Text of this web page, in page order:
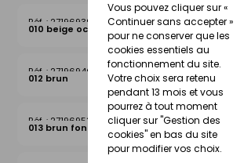
Vous pouvez cliquer sur «
Continuer sans accepter »
pour ne conserver que les
cookies essentiels au
fonctionnement du site.
Votre choix sera retenu
pendant 13 mois et vous
pourrez à tout moment
cliquer sur "Gestion des
cookies" en bas du site
pour modifier vos choix.
27196939
010 beige ocre
27196946
012 brun
27196953
013 brun foncé